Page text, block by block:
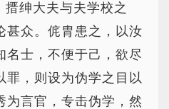
绅大夫与夫学校之
甚众。侂胄患之，以汝
名士，不便于己，欲尽
罪，则设为伪学之目以
为言官，专击伪学，然